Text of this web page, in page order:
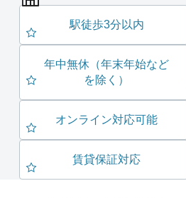
駅徒歩3分以内
年中無休（年末年始など
を除く）
オンライン対応可能
賃貸保証対応